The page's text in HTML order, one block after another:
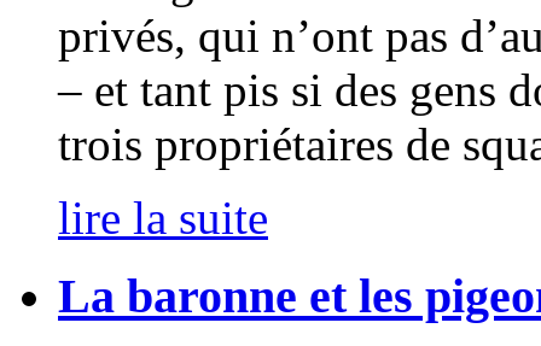
privés, qui n’ont pas
– et tant pis si des gens
trois propriétaires de
lire la suite
La baronne et les